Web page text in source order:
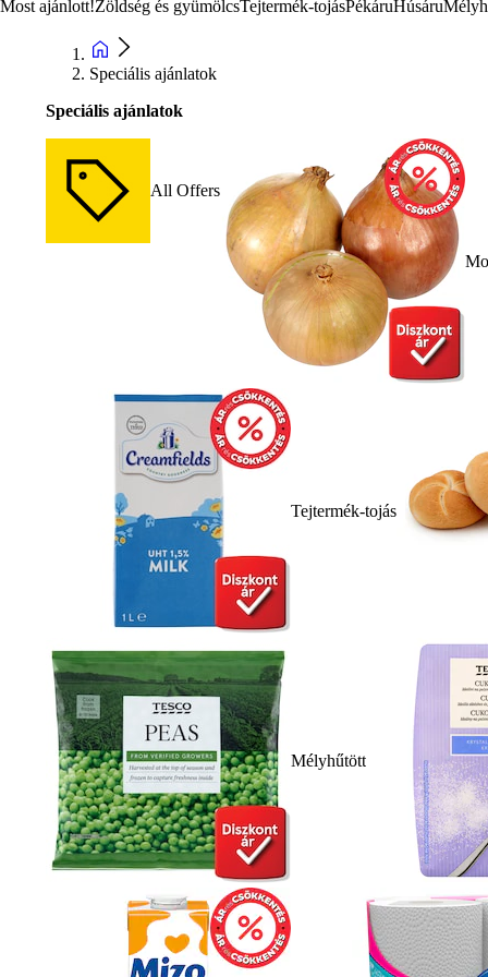
Most ajánlott!Zöldség és gyümölcsTejtermék-tojásPékáruHúsáru
Speciális ajánlatok
Speciális ajánlatok
All Offers
Tejtermék-tojás
Mélyhűtött